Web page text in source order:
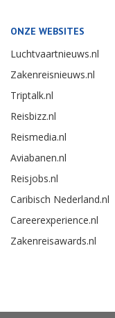
ONZE WEBSITES
Luchtvaartnieuws.nl
Zakenreisnieuws.nl
Triptalk.nl
Reisbizz.nl
Reismedia.nl
Aviabanen.nl
Reisjobs.nl
Caribisch Nederland.nl
Careerexperience.nl
Zakenreisawards.nl